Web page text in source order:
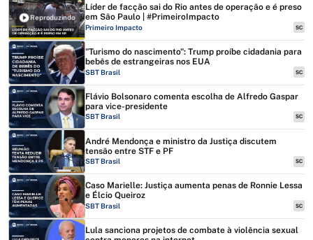
Reproduzindo
Líder de facção sai do Rio antes de operação e é preso
em São Paulo | #PrimeiroImpacto
Primeiro Impacto SC
"Turismo do nascimento": Trump proíbe cidadania para
bebês de estrangeiras nos EUA
SBT Brasil SC
Flávio Bolsonaro comenta escolha de Alfredo Gaspar
para vice-presidente
SBT Brasil SC
André Mendonça e ministro da Justiça discutem
tensão entre STF e PF
SBT Brasil SC
Caso Marielle: Justiça aumenta penas de Ronnie Lessa
e Élcio Queiroz
SBT Brasil SC
Lula sanciona projetos de combate à violência sexual